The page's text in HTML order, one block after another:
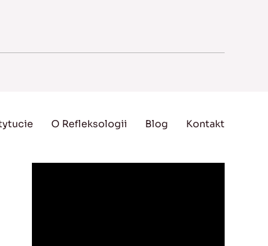
O Refleksologii Blog Kontakt